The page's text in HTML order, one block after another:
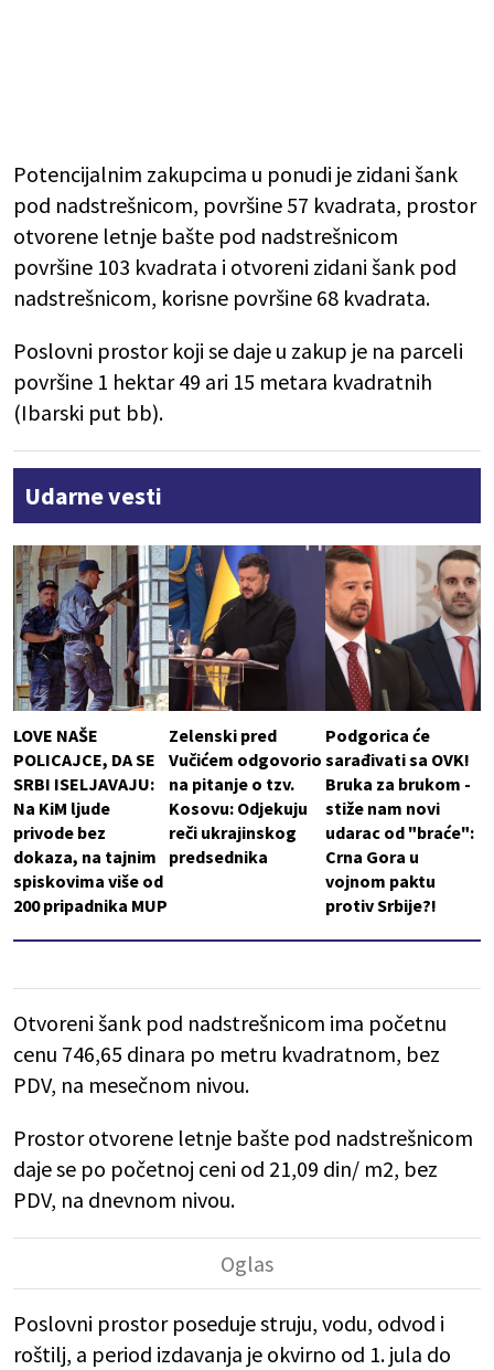
Potencijalnim zakupcima u ponudi je zidani šank
pod nadstrešnicom, površine 57 kvadrata, prostor
otvorene letnje bašte pod nadstrešnicom
površine 103 kvadrata i otvoreni zidani šank pod
nadstrešnicom, korisne površine 68 kvadrata.
Poslovni prostor koji se daje u zakup je na parceli
površine 1 hektar 49 ari 15 metara kvadratnih
(Ibarski put bb).
Udarne vesti
LOVE NAŠE
POLICAJCE, DA SE
SRBI ISELJAVAJU:
Na KiM ljude
privode bez
dokaza, na tajnim
spiskovima više od
200 pripadnika MUP
Zelenski pred
Vučićem odgovorio
na pitanje o tzv.
Kosovu: Odjekuju
reči ukrajinskog
predsednika
Podgorica će
sarađivati sa OVK!
Bruka za brukom -
stiže nam novi
udarac od "braće":
Crna Gora u
vojnom paktu
protiv Srbije?!
Otvoreni šank pod nadstrešnicom ima početnu
cenu 746,65 dinara po metru kvadratnom, bez
PDV, na mesečnom nivou.
Prostor otvorene letnje bašte pod nadstrešnicom
daje se po početnoj ceni od 21,09 din/ m2, bez
PDV, na dnevnom nivou.
Poslovni prostor poseduje struju, vodu, odvod i
roštilj, a period izdavanja je okvirno od 1. jula do